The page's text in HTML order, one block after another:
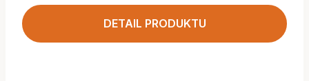
DETAIL PRODUKTU